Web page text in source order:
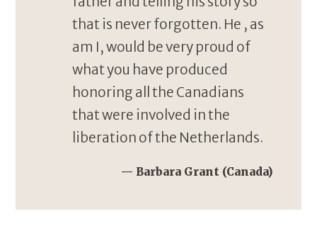
that is never forgotten. He , as
am I, would be very proud of
what you have produced
honoring all the Canadians
that were involved in the
liberation of the Netherlands.
Barbara Grant (Canada)